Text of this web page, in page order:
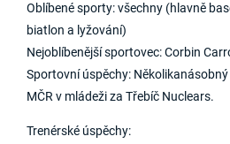
Oblíbené sporty: všechny (hlavně
biatlon a lyžování)
Nejoblíbenější sportovec: Corbin
Sportovní úspěchy:
MČR v mládeži za Třebíč Nuclears.
​​​​Trenérské úspěchy: